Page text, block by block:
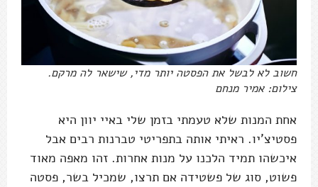
חשוב לא לבשל את הפסטה יותר מדי, שישאר לה מרקם.
צילום: אמיר מנחם
אחת המנות שלא טעמתי בזמן שלי באיי יוון היא
פסטיצ'יו. ראיתי אותה בתפריטי טברנות רבים אבל
איכשהו תמיד הלכנו על מנות אחרות. זהו מאפה מאוד
פשוט, סוג של פשטידה אם תרצו, שמכיל בשר, פסטה